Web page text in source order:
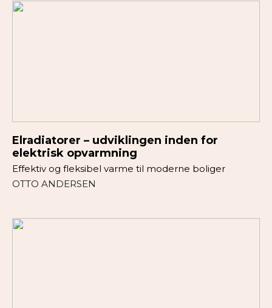
Elradiatorer – udviklingen inden for
elektrisk opvarmning
Effektiv og fleksibel varme til moderne boliger
OTTO ANDERSEN